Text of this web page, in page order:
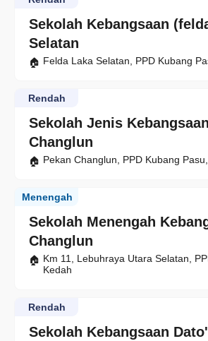
Sekolah Kebangsaan
Selatan
Felda Laka Selatan, PPD Kubang
Sekolah Jenis
Changlun
Rendah
Pekan Changlun, PPD Kubang
Sekolah Menengah
Changlun
Menengah
Km 11, Lebuhraya Utara Selatan,
Kedah
Sekolah Kebangsaan
Rendah